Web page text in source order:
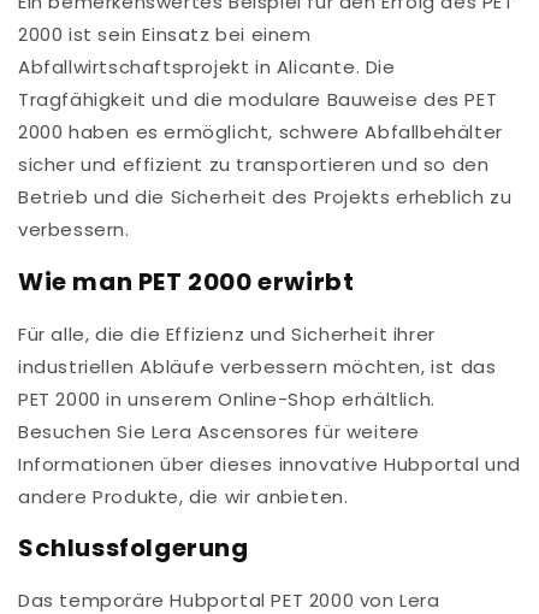
2000 ist sein Einsatz bei einem
Abfallwirtschaftsprojekt in Alicante. Die
Tragfähigkeit und die modulare Bauweise des PET
2000 haben es ermöglicht, schwere Abfallbehälter
sicher und effizient zu transportieren und so den
Betrieb und die Sicherheit des Projekts erheblich zu
verbessern.
Wie man PET 2000 erwirbt
Für alle, die die Effizienz und Sicherheit ihrer
industriellen Abläufe verbessern möchten, ist das
PET 2000 in unserem Online-Shop erhältlich.
Besuchen Sie Lera Ascensores für weitere
Informationen über dieses innovative Hubportal und
andere Produkte, die wir anbieten.
Schlussfolgerung
Das temporäre Hubportal PET 2000 von Lera